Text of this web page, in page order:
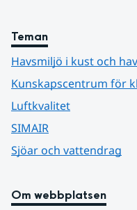
Teman
Havsmiljö i kust och hav
Kunskapscentrum för
Luftkvalitet
SIMAIR
Sjöar och vattendrag
Om webbplatsen